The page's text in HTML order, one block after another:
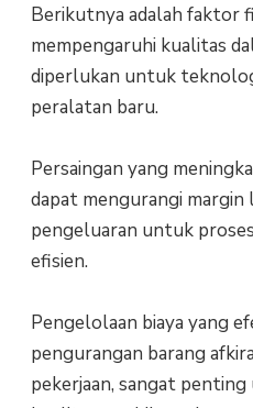
Berikutnya adalah faktor
mempengaruhi kualitas
diperlukan untuk
peralatan baru.
Persaingan yang
dapat mengurangi margin
pengeluaran untuk
efisien.
Pengelolaan biaya yang
pengurangan barang
pekerjaan, sangat